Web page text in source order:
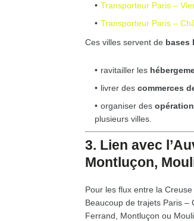
Transporteur Paris –
Transporteur Paris –
Ces villes servent de bases
ravitailler les
livrer des commerces
organiser des
plusieurs villes.
3. Lien avec
Montluçon,
Pour les flux entre la
Beaucoup de trajets Paris –
Ferrand, Montluçon ou